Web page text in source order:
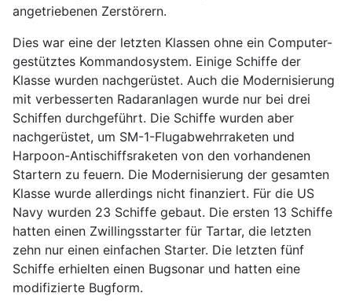
angetriebenen Zerstörern.
Dies war eine der letzten Klassen ohne ein Computer-
gestütztes Kommandosystem. Einige Schiffe der
Klasse wurden nachgerüstet. Auch die Modernisierung
mit verbesserten Radaranlagen wurde nur bei drei
Schiffen durchgeführt. Die Schiffe wurden aber
nachgerüstet, um SM-1-Flugabwehrraketen und
Harpoon-Antischiffsraketen von den vorhandenen
Startern zu feuern. Die Modernisierung der gesamten
Klasse wurde allerdings nicht finanziert. Für die US
Navy wurden 23 Schiffe gebaut. Die ersten 13 Schiffe
hatten einen Zwillingsstarter für Tartar, die letzten
zehn nur einen einfachen Starter. Die letzten fünf
Schiffe erhielten einen Bugsonar und hatten eine
modifizierte Bugform.